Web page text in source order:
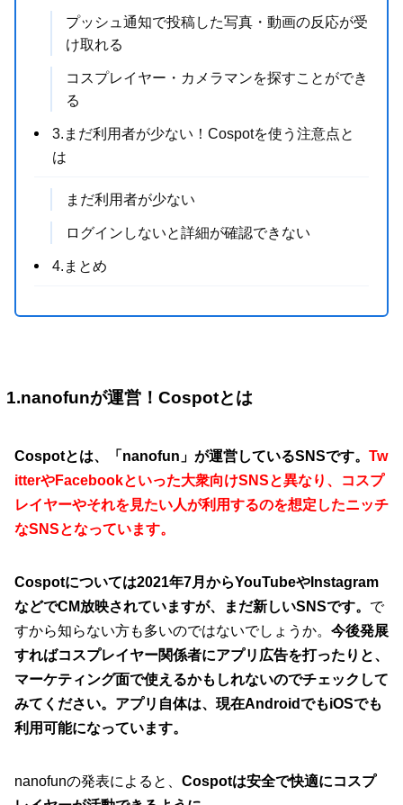
プッシュ通知で投稿した写真・動画の反応が受
け取れる
コスプレイヤー・カメラマンを探すことができ
る
3.まだ利用者が少ない！Cospotを使う注意点と
は
まだ利用者が少ない
ログインしないと詳細が確認できない
4.まとめ
1.nanofunが運営！Cospotとは
Cospotとは、「nanofun」が運営しているSNSです。 Tw
itterやFacebookといった大衆向けSNSと異なり、コスプ
レイヤーやそれを見たい人が利用するのを想定したニッチ
なSNSとなっています。
Cospotについては2021年7月からYouTubeやInstagram
などでCM放映されていますが、まだ新しいSNSです。 で
すから知らない方も多いのではないでしょうか。 今後発展
すればコスプレイヤー関係者にアプリ広告を打ったりと、
マーケティング面で使えるかもしれないのでチェックして
みてください。アプリ自体は、現在AndroidでもiOSでも
利用可能になっています。
nanofunの発表によると、 Cospotは安全で快適にコスプ